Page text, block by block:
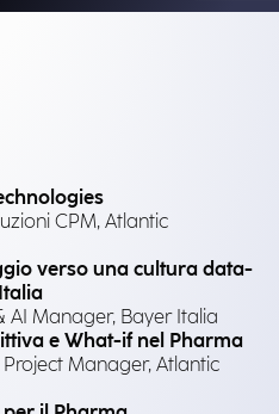
CPM, Atlantic
verso una cultura data-
AI Manager, Bayer Italia
e What-if nel Pharma
Manager, Atlantic